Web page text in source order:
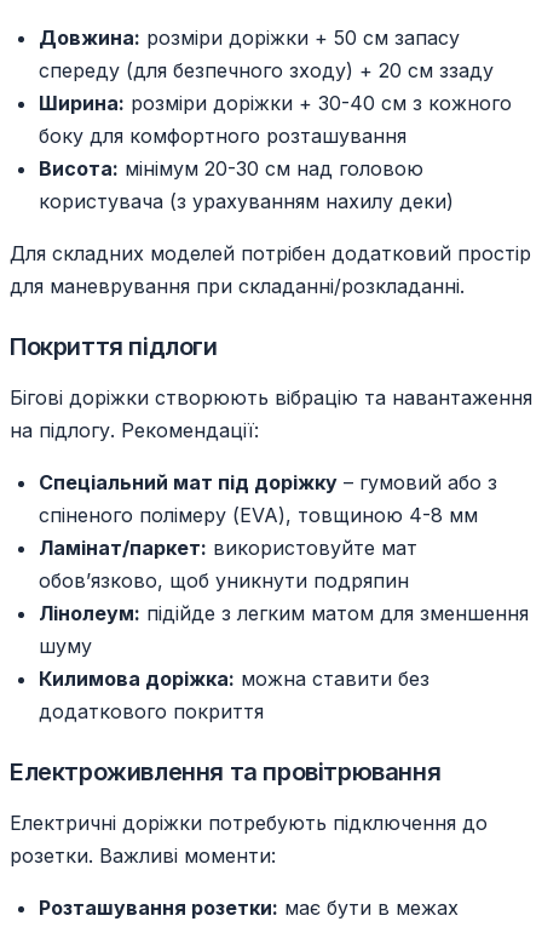
Довжина: розміри доріжки + 50 см запасу
спереду (для безпечного зходу) + 20 см ззаду
Ширина: розміри доріжки + 30-40 см з кожного
боку для комфортного розташування
Висота: мінімум 20-30 см над головою
користувача (з урахуванням нахилу деки)
Для складних моделей потрібен додатковий простір
для маневрування при складанні/розкладанні.
Покриття підлоги
Бігові доріжки створюють вібрацію та навантаження
на підлогу. Рекомендації:
Спеціальний мат під доріжку – гумовий або з
спіненого полімеру (EVA), товщиною 4-8 мм
Ламінат/паркет: використовуйте мат
обов’язково, щоб уникнути подряпин
Лінолеум: підійде з легким матом для зменшення
шуму
Килимова доріжка: можна ставити без
додаткового покриття
Електроживлення та провітрювання
Електричні доріжки потребують підключення до
розетки. Важливі моменти:
Розташування розетки: має бути в межах